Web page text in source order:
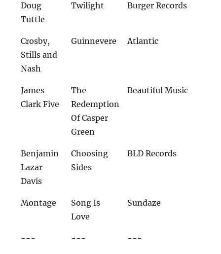
Doug
Tuttle
Twilight Burger Records
Crosby,
Stills and
Nash
Guinnevere Atlantic
James
Clark Five
The
Redemption
Of Casper
Green
Beautiful Music
Benjamin
Lazar
Davis
Choosing
Sides
BLD Records
Montage
Song Is
Love
Sundaze
--- --- ---